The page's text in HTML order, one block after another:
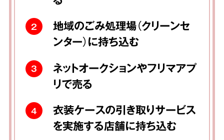
2
地域のごみ処理場（クリーンセ
ンター）に持ち込む
3
ネットオークションやフリマアプ
リで売る
4
衣装ケースの引き取りサービス
を実施する店舗に持ち込む